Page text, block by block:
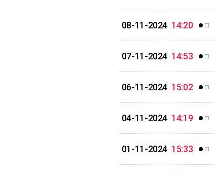
08-11-2024 14:20
07-11-2024 14:53
06-11-2024 15:02
04-11-2024 14:19
01-11-2024 15:33